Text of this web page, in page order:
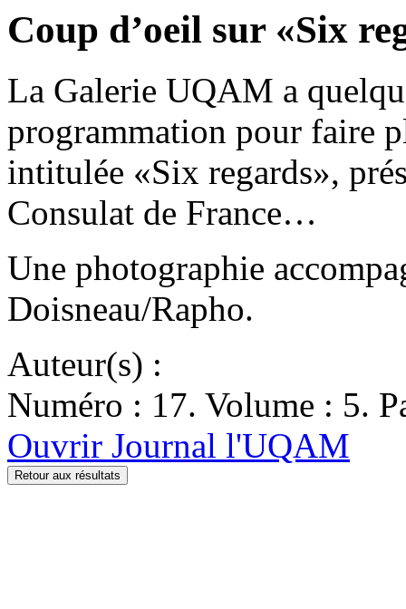
Coup d’oeil sur «Six
La Galerie UQAM a
programmation pour faire
intitulée «Six regards»,
Consulat de France…
Une photographie
Doisneau/Rapho.
Auteur(s) :
Numéro : 17. Volume : 5.
Ouvrir Journal l'UQAM
Retour aux résultats